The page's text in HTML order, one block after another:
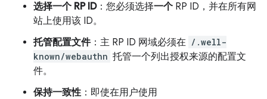
选择一个 RP ID：您必须选择一个 RP ID，并在所有网
站上使用该 ID。
托管配置文件：主 RP ID 网域必须在 /.well-
known/webauthn 托管一个列出授权来源的配置文
件。
保持一致性：即使在用户使用